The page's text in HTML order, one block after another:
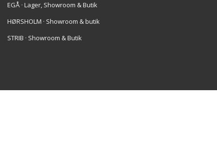
EGÅ · Lager, Showroom & Butik
HØRSHOLM · Showroom & butik
STRIB · Showroom & Butik